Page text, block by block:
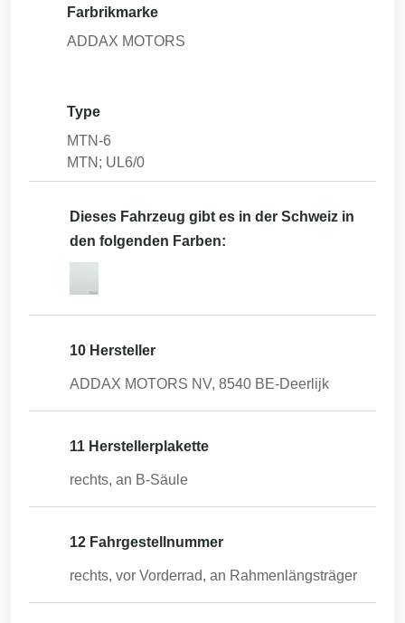
Farbrikmarke
ADDAX MOTORS
Type
MTN-6
MTN; UL6/0
Dieses Fahrzeug gibt es in der Schweiz in
den folgenden Farben:
10 Hersteller
ADDAX MOTORS NV, 8540 BE-Deerlijk
11 Herstellerplakette
rechts, an B-Säule
12 Fahrgestellnummer
rechts, vor Vorderrad, an Rahmenlängsträger